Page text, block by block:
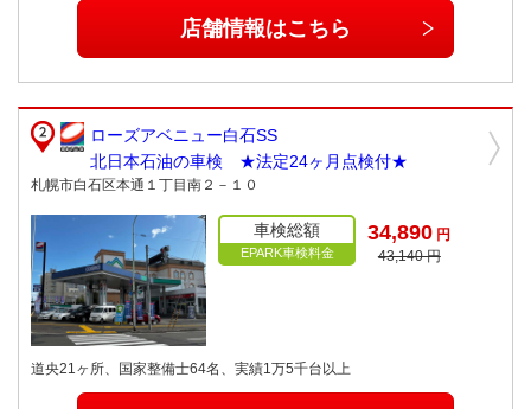
店舗情報はこちら
ローズアベニュー白石SS
北日本石油の車検 ★法定24ヶ月点検付★
札幌市白石区本通１丁目南２－１０
車検総額
EPARK車検料金
34,890 円
43,140 円
道央21ヶ所、国家整備士64名、実績1万5千台以上